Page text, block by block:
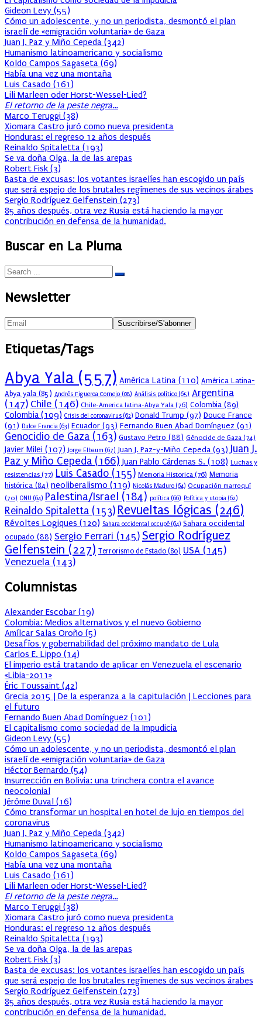
Gideon Levy (55)
Cómo un adolescente, y no un periodista, desmontó el plan
israelí de «emigración voluntaria» de Gaza
Juan J. Paz y Miño Cepeda (342)
Humanismo latinoamericano y socialismo
Koldo Campos Sagaseta (69)
Había una vez una montaña
Luis Casado (161)
Lili Marleen oder Horst-Wessel-Lied?
El retorno de la peste negra…
Marco Teruggi (38)
Xiomara Castro juró como nueva presidenta
Honduras: el regreso 12 años después
Reinaldo Spitaletta (193)
Se va doña Olga, la de las arepas
Robert Fisk (3)
Basta de excusas: los votantes israelíes han escogido un país
que será espejo de los brutales regímenes de sus vecinos árabes
Sergio Rodríguez Gelfenstein (273)
85 años después, otra vez Rusia está haciendo la mayor
contribución en defensa de la humanidad.
Buscar en La Pluma
Newsletter
Etiquetas/Tags
Abya Yala (557) América Latina (110) América Latina-
Abya yala (85) Andrés Figueroa Cornejo (68) Análisis político (65) Argentina
(147) Chile (146) Chile-America latina-Abya Yala (76) Colombia (89)
Colombia(109) Crisis del coronavirus (62) Donald Trump (97) Douce France
(91) Dulce Francia (63) Ecuador (93) Fernando Buen Abad Domínguez (91)
Genocidio de Gaza (163) Gustavo Petro (88) Génocide de Gaza (74)
Javier Milei (107) Jorge Elbaum (67) Juan J. Paz-y-Miño Cepeda (93) Juan J.
Paz y Miño Cepeda (166) Juan Pablo Cárdenas S. (108) Luchas y
resistencias (77) Luis Casado (155) Memoria Historica (76) Memoria
histórica (84) neoliberalismo (119) Nicolás Maduro (64) Ocupación marroquí
(70) ONU (64) Palestina/Israel (184) política (66) Política y utopia (62)
Reinaldo Spitaletta (153) Revueltas lógicas (246)
Révoltes Logiques (120) Sahara occidental occupé (64) Sahara occidental
ocupado (88) Sergio Ferrari (145) Sergio Rodríguez
Gelfenstein (227) Terrorismo de Estado (80) USA (145)
Venezuela (143)
Columnistas
Alexander Escobar (19)
Colombia: Medios alternativos y el nuevo Gobierno
Amílcar Salas Oroño (5)
Desafíos y gobernabilidad del próximo mandato de Lula
Carlos E. Lippo (14)
El imperio está tratando de aplicar en Venezuela el escenario
«Libia-2011»
Éric Toussaint (42)
Grecia 2015 | De la esperanza a la capitulación | Lecciones para
el futuro
Fernando Buen Abad Domínguez (101)
El capitalismo como sociedad de la Impudicia
Gideon Levy (55)
Cómo un adolescente, y no un periodista, desmontó el plan
israelí de «emigración voluntaria» de Gaza
Héctor Bernardo (54)
Insurrección en Bolivia: una trinchera contra el avance
neocolonial
Jérôme Duval (16)
Cómo transformar un hospital en hotel de lujo en tiempos del
coronavirus
Juan J. Paz y Miño Cepeda (342)
Humanismo latinoamericano y socialismo
Koldo Campos Sagaseta (69)
Había una vez una montaña
Luis Casado (161)
Lili Marleen oder Horst-Wessel-Lied?
El retorno de la peste negra…
Marco Teruggi (38)
Xiomara Castro juró como nueva presidenta
Honduras: el regreso 12 años después
Reinaldo Spitaletta (193)
Se va doña Olga, la de las arepas
Robert Fisk (3)
Basta de excusas: los votantes israelíes han escogido un país
que será espejo de los brutales regímenes de sus vecinos árabes
Sergio Rodríguez Gelfenstein (273)
85 años después, otra vez Rusia está haciendo la mayor
contribución en defensa de la humanidad.